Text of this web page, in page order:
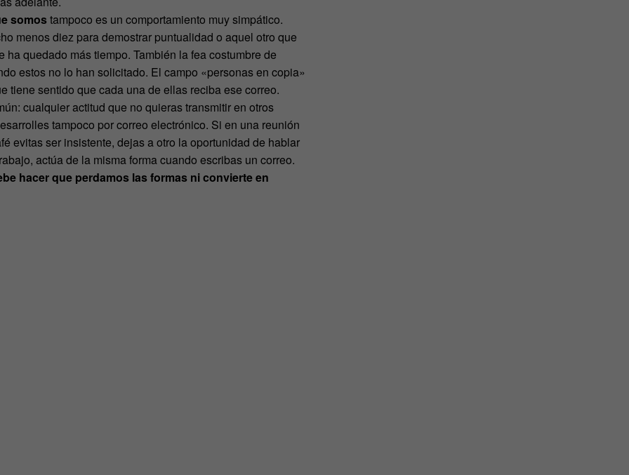
somostampoco es un comportamiento muy simpático.
menos diez para demostrar puntualidad o aquel otro que
quedado más tiempo. También la fea costumbre de
estos no lo han solicitado. El campo «personas en copia»
tiene sentido que cada una de ellas reciba ese correo.
cualquier actitud que no quieras transmitir en otros
tampoco por correo electrónico. Si en una reunión
evitas ser insistente, dejas a otro la oportunidad de hablar
actúa de la misma forma cuando escribas un correo.
hacer que perdamos las formas ni convierte en